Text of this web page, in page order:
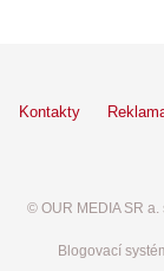
Kontakty
© OUR MEDIA SR
Blogovací